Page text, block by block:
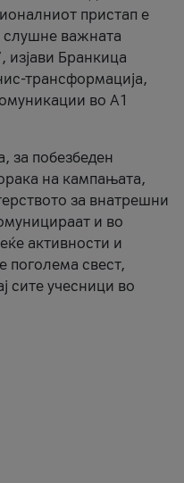
пристап е
слушне важната
изјави Бранкица
трансформација,
во А1
за побезбеден
на кампањата,
за внатрешни
и во
активности и
поголема свест,
сите учесници во